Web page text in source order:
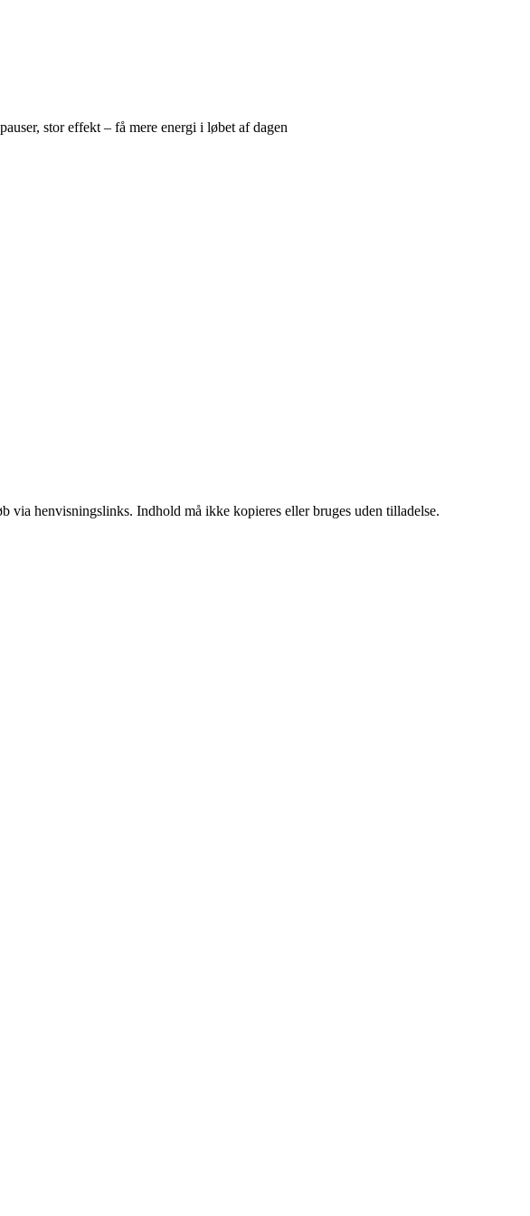
stor effekt – få mere energi i løbet af dagen
henvisningslinks. Indhold må ikke kopieres eller bruges uden tilladelse.